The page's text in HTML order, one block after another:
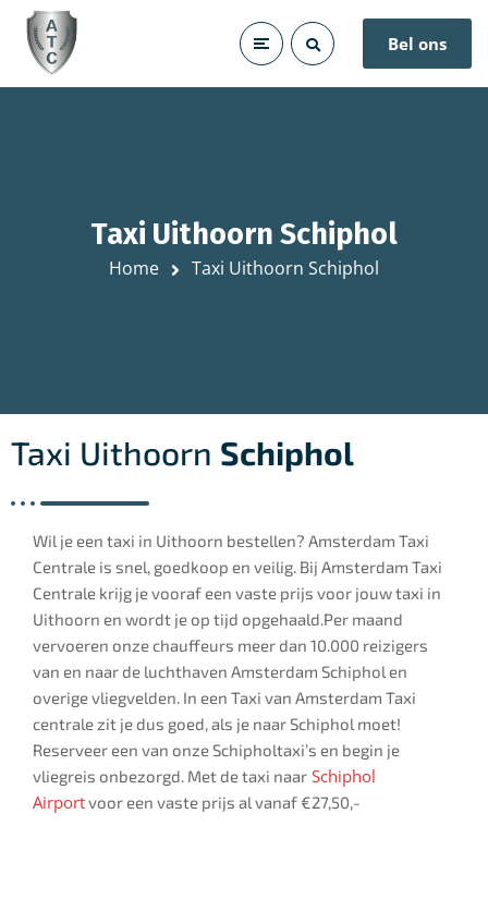
Bel ons
Taxi Uithoorn Schiphol
Home Taxi Uithoorn Schiphol
Taxi Uithoorn Schiphol
Wil je een taxi in Uithoorn bestellen? Amsterdam Taxi
Centrale is snel, goedkoop en veilig. Bij Amsterdam Taxi
Centrale krijg je vooraf een vaste prijs voor jouw taxi in
Uithoorn en wordt je op tijd opgehaald.Per maand
vervoeren onze chauffeurs meer dan 10.000 reizigers
van en naar de luchthaven Amsterdam Schiphol en
overige vliegvelden. In een Taxi van Amsterdam Taxi
centrale zit je dus goed, als je naar Schiphol moet!
Reserveer een van onze Schipholtaxi’s en begin je
vliegreis onbezorgd. Met de taxi naar Schiphol
Airportvoor een vaste prijs al vanaf €27,50,-